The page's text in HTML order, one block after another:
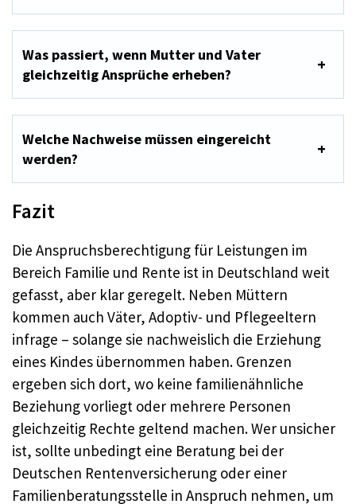
Was passiert, wenn Mutter und Vater
gleichzeitig Ansprüche erheben?
Welche Nachweise müssen eingereicht
werden?
Fazit
Die Anspruchsberechtigung für Leistungen im
Bereich Familie und Rente ist in Deutschland weit
gefasst, aber klar geregelt. Neben Müttern
kommen auch Väter, Adoptiv- und Pflegeeltern
infrage – solange sie nachweislich die Erziehung
eines Kindes übernommen haben. Grenzen
ergeben sich dort, wo keine familienähnliche
Beziehung vorliegt oder mehrere Personen
gleichzeitig Rechte geltend machen. Wer unsicher
ist, sollte unbedingt eine Beratung bei der
Deutschen Rentenversicherung oder einer
Familienberatungsstelle in Anspruch nehmen, um